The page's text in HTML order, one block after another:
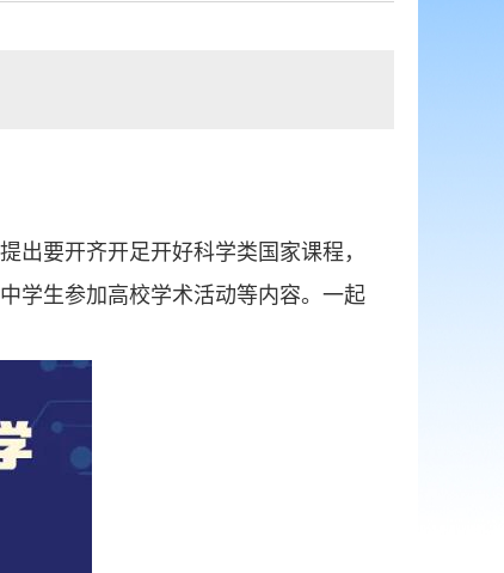
出要开齐开足开好科学类国家课程，
学生参加高校学术活动等内容。一起